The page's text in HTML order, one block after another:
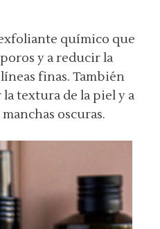
químico que
y a reducir la
finas. También
textura de la piel y a
oscuras.